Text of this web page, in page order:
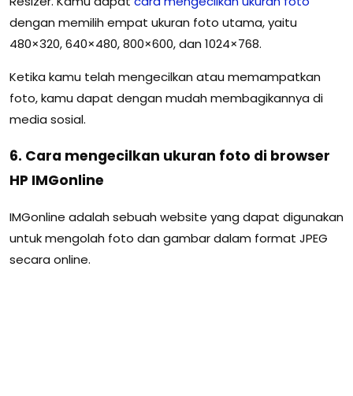
dengan memilih empat ukuran foto utama, yaitu
480×320, 640×480, 800×600, dan 1024×768.
Ketika kamu telah mengecilkan atau memampatkan
foto, kamu dapat dengan mudah membagikannya di
media sosial.
6. Cara mengecilkan ukuran foto di browser
HP IMGonline
IMGonline adalah sebuah website yang dapat digunakan
untuk mengolah foto dan gambar dalam format JPEG
secara online.